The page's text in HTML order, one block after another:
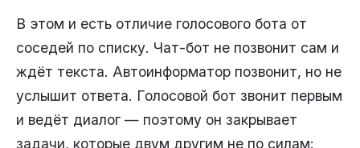
В этом и есть отличие голосового бота от
соседей по списку. Чат-бот не позвонит сам и
ждёт текста. Автоинформатор позвонит, но не
услышит ответа. Голосовой бот звонит первым
и ведёт диалог — поэтому он закрывает
задачи, которые двум другим не по силам: